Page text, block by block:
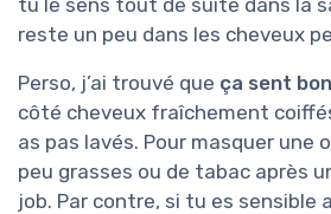
reste un peu dans les cheveux
Perso, j’ai trouvé que ça sent bon
côté cheveux fraîchement
as pas lavés. Pour masquer une
peu grasses ou de tabac après
job. Par contre, si tu es sensible